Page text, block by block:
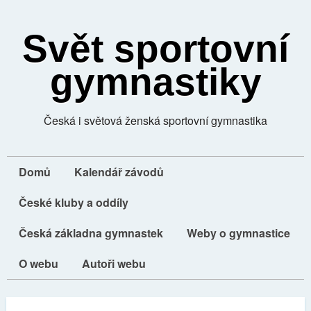
Svět sportovní
gymnastiky
Česká i světová ženská sportovní gymnastika
Domů
Kalendář závodů
České kluby a oddíly
Česká základna gymnastek
Weby o gymnastice
O webu
Autoři webu